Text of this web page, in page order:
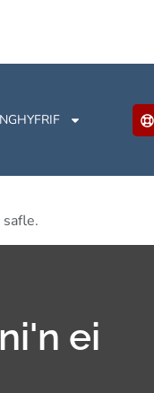
ei